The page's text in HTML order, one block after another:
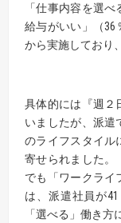
「仕事内容を選
給与がいい」（36
から実施しており
具体的には『週２
いましたが、派遣
のライフスタイル
寄せられました。
でも「ワークライ
は、派遣社員が
「選べる」働き方